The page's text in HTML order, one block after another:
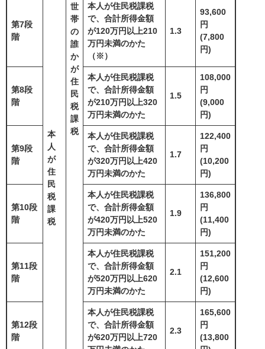
世
帯
の
誰
か
が
住
民
税
課
税
本
人
が
住
民
税
課
税
第7段
階
本人が住民税課税
で、合計所得金額
が120万円以上210
万円未満のかた
（※）
1.3
93,600
円
(7,800
円)
第8段
階
本人が住民税課税
で、合計所得金額
が210万円以上320
万円未満のかた
1.5
108,000
円
(9,000
円)
第9段
階
本人が住民税課税
で、合計所得金額
が320万円以上420
万円未満のかた
1.7
122,400
円
(10,200
円)
第10段
階
本人が住民税課税
で、合計所得金額
が420万円以上520
万円未満のかた
1.9
136,800
円
(11,400
円)
第11段
階
本人が住民税課税
で、合計所得金額
が520万円以上620
万円未満のかた
2.1
151,200
円
(12,600
円)
第12段
階
本人が住民税課税
で、合計所得金額
が620万円以上720
2.3
165,600
円
(13,800